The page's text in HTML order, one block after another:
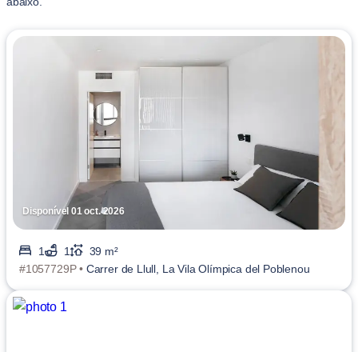
Disponível 01 oct. 2026
1 1
39 m²
#1057729P • Carrer de Llull, La Vila Olímpica del Poblenou